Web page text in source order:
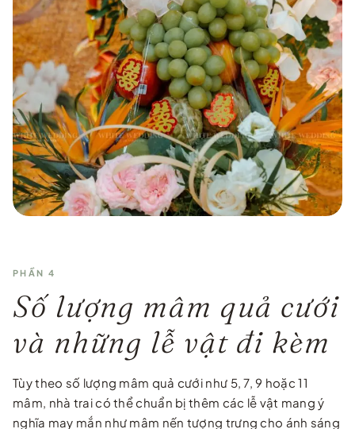
PHẦN 4
Số lượng mâm quả cưới
và những lễ vật đi kèm
Tùy theo số lượng mâm quả cưới như 5, 7, 9 hoặc 11
mâm, nhà trai có thể chuẩn bị thêm các lễ vật mang ý
nghĩa may mắn như mâm nến tượng trưng cho ánh sáng